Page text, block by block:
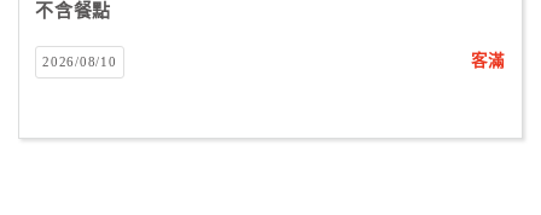
不含餐點
2026/08/10 客滿